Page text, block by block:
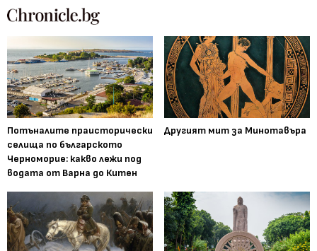
Потъналите праисторически
селища по българското
Черноморие: какво лежи под
водата от Варна до Китен
Другият мит за Минотавъра